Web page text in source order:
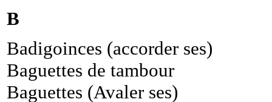
B
Badigoinces (accorder ses)
Baguettes de tambour
Baguettes (Avaler ses)